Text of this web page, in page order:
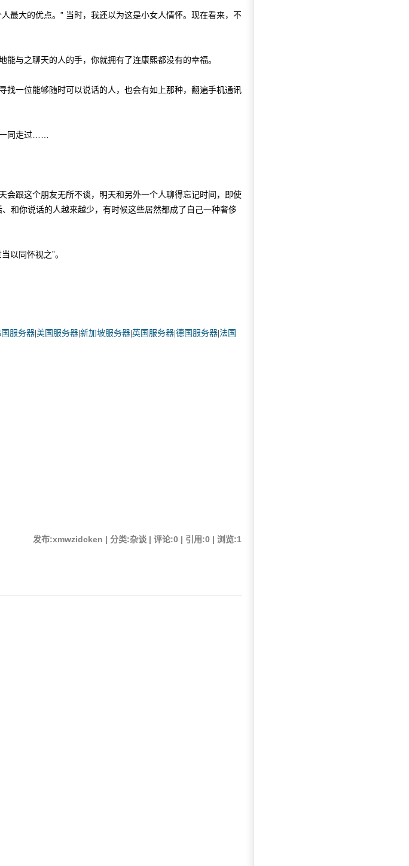
最大的优点。” 当时，我还以为这是小女人情怀。现在看来，不
与之聊天的人的手，你就拥有了连康熙都没有的幸福。
找一位能够随时可以说话的人，也会有如上那种，翻遍手机通讯
同走过……
会跟这个朋友无所不谈，明天和另外一个人聊得忘记时间，即使
和你说话的人越来越少，有时候这些居然都成了自己一种奢侈
以同怀视之”。
服务器 美国服务器 新加坡服务器 英国服务器 德国服务器 法国
发布:xmwzidcken | 分类:杂谈 | 评论:0 | 引用:0 | 浏览:1